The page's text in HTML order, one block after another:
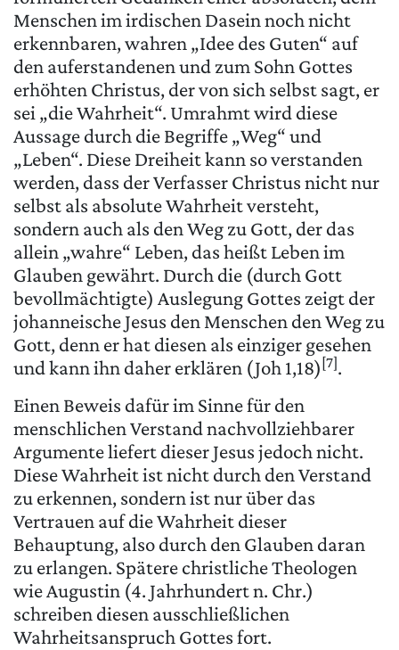
Menschen im irdischen Dasein noch nicht
erkennbaren, wahren „Idee des Guten“ auf
den auferstandenen und zum Sohn Gottes
erhöhten Christus, der von sich selbst sagt, er
sei „die Wahrheit“. Umrahmt wird diese
Aussage durch die Begriffe „Weg“ und
„Leben“. Diese Dreiheit kann so verstanden
werden, dass der Verfasser Christus nicht nur
selbst als absolute Wahrheit versteht,
sondern auch als den Weg zu Gott, der das
allein „wahre“ Leben, das heißt Leben im
Glauben gewährt. Durch die (durch Gott
bevollmächtigte) Auslegung Gottes zeigt der
johanneische Jesus den Menschen den Weg zu
Gott, denn er hat diesen als einziger gesehen
und kann ihn daher erklären (Joh 1,18)[7].
Einen Beweis dafür im Sinne für den
menschlichen Verstand nachvollziehbarer
Argumente liefert dieser Jesus jedoch nicht.
Diese Wahrheit ist nicht durch den Verstand
zu erkennen, sondern ist nur über das
Vertrauen auf die Wahrheit dieser
Behauptung, also durch den Glauben daran
zu erlangen. Spätere christliche Theologen
wie Augustin (4. Jahrhundert n. Chr.)
schreiben diesen ausschließlichen
Wahrheitsanspruch Gottes fort.